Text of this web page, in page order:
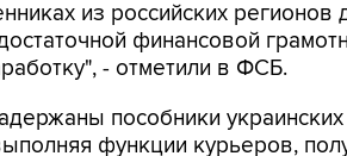
из российских регионов
финансовой
- отметили в ФСБ.
пособники
функции курьеров,